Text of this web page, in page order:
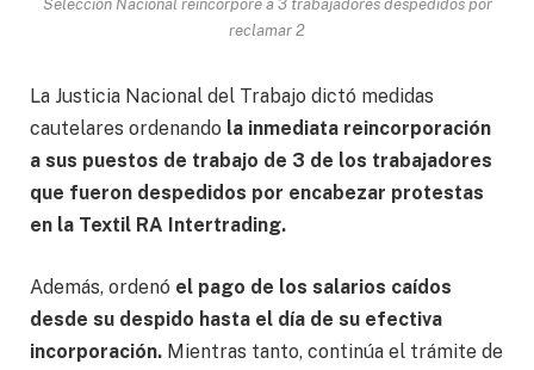
reclamar 2
La Justicia Nacional del Trabajo dictó medidas
cautelares ordenando la inmediata reincorporación
a sus puestos de trabajo de 3 de los trabajadores
que fueron despedidos por encabezar protestas
en la Textil RA Intertrading.
Además, ordenó el pago de los salarios caídos
desde su despido hasta el día de su efectiva
incorporación. Mientras tanto, continúa el trámite de